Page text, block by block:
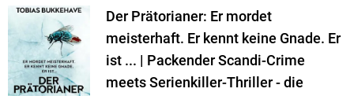
Der Prätorianer: Er mordet
meisterhaft. Er kennt keine Gnade. Er
ist ... | Packender Scandi-Crime
meets Serienkiller-Thriller - die